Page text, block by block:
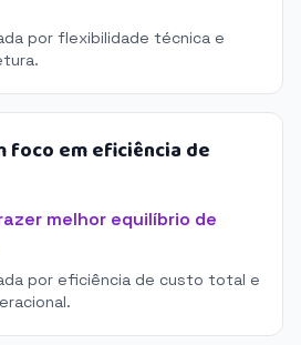
por flexibilidade técnica e
foco em eficiência de
melhor equilíbrio de
por eficiência de custo total e